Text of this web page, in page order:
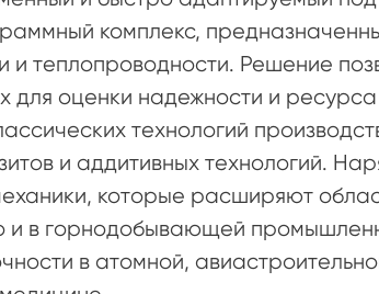
комплекс,
и теплопроводности. Решение
для оценки надежности и
технологий
и аддитивных технологий.
которые расширяют
и в горнодобывающей
в атомной,